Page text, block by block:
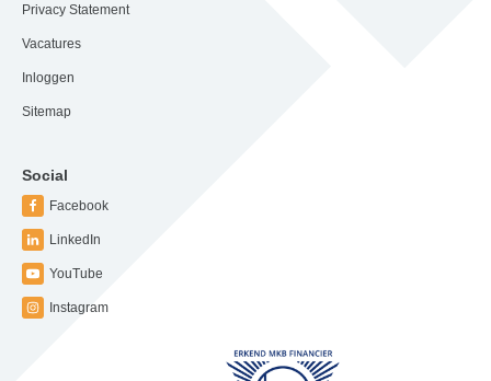
Privacy Statement
Vacatures
Inloggen
Sitemap
Social
Facebook
LinkedIn
YouTube
Instagram